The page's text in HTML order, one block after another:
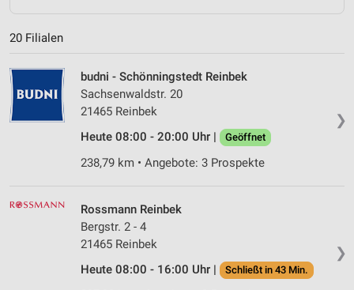
20 Filialen
❯
budni - Schönningstedt Reinbek
Sachsenwaldstr. 20
21465 Reinbek
Heute 08:00 - 20:00 Uhr |
Geöffnet
238,79 km • Angebote: 3 Prospekte
❯
Rossmann Reinbek
Bergstr. 2 - 4
21465 Reinbek
Heute 08:00 - 16:00 Uhr |
Schließt in 43 Min.